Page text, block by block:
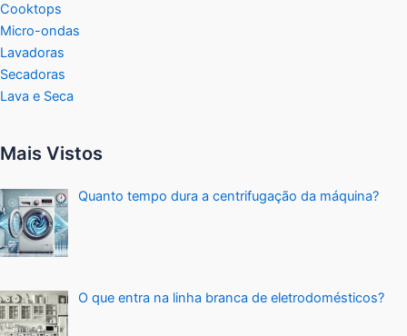
Cooktops
Micro-ondas
Lavadoras
Secadoras
Lava e Seca
Mais Vistos
Quanto tempo dura a centrifugação da máquina?
O que entra na linha branca de eletrodomésticos?